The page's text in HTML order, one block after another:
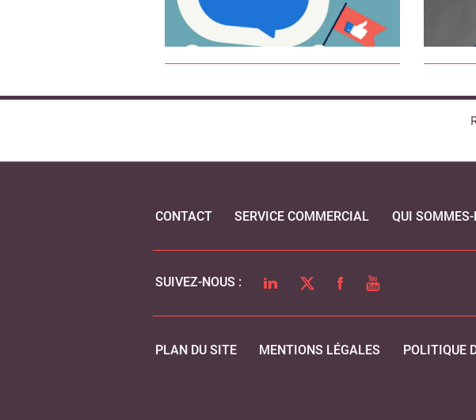
CONTACT SERVICE COMMERCIAL QUI SOMMES-
SUIVEZ-NOUS : LINKEDINTWITTERFACEBOOK
YOUTUBE
PLAN DU SITE MENTIONS LÉGALES POLITIQUE